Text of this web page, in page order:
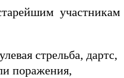
участникам
стрельба, дартс,
поражения,